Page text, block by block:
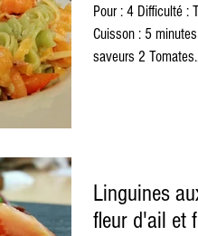
Pour : 4 Difficulté :
Cuisson : 5
saveurs 2
Linguines
fleur d'ail et